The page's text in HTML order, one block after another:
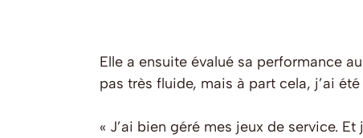
Elle a ensuite évalué sa performance
pas très fluide, mais à part cela, j’ai
« J’ai bien géré mes jeux de service.